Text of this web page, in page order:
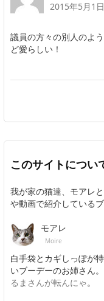
2015年5月1
議員の方々の別人のよ
ど愛らしい！
このサイトについ
我が家の猫達、モアレ
や動画で紹介しているブ
モアレ
Moire
白手袋とカギしっぽが
いブーデーのお姉さん
るまさんが転んにゃ。